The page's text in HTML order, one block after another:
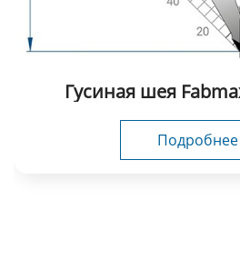
Гусиная шея